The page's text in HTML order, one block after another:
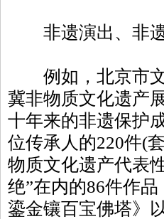
非遗演出、非遗
例如，北京市文
冀非物质文化遗产
十年来的非遗保护
位传承人的220件(
物质文化遗产代表
绝”在内的86件作
鎏金镶百宝佛塔》